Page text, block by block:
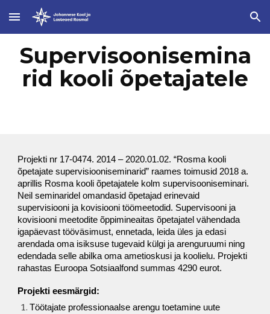
Skip to main content Skip to navigation
Supervisoonisemina
rid kooli õpetajatele
Projekti nr 17-0474. 2014 – 2020.01.02. “Rosma kooli
õpetajate supervisiooniseminarid” raames toimusid 2018 a.
aprillis Rosma kooli õpetajatele kolm supervisooniseminari.
Neil seminaridel omandasid õpetajad erinevaid
supervisiooni ja kovisiooni töömeetodid. Supervisooni ja
kovisiooni meetodite õppimineaitas õpetajatel vähendada
igapäevast tööväsimust, ennetada, leida üles ja edasi
arendada oma isiksuse tugevaid külgi ja arenguruumi ning
edendada selle abilka oma ametioskusi ja koolielu. Projekti
rahastas Euroopa Sotsiaalfond summas 4290 eurot.
Projekti eesmärgid:
Töötajate professionaalse arengu toetamine uute